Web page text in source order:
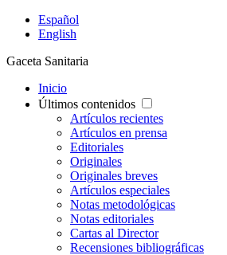
Español
English
Gaceta Sanitaria
Inicio
Últimos contenidos
Artículos recientes
Artículos en prensa
Editoriales
Originales
Originales breves
Artículos especiales
Notas metodológicas
Notas editoriales
Cartas al Director
Recensiones bibliográficas